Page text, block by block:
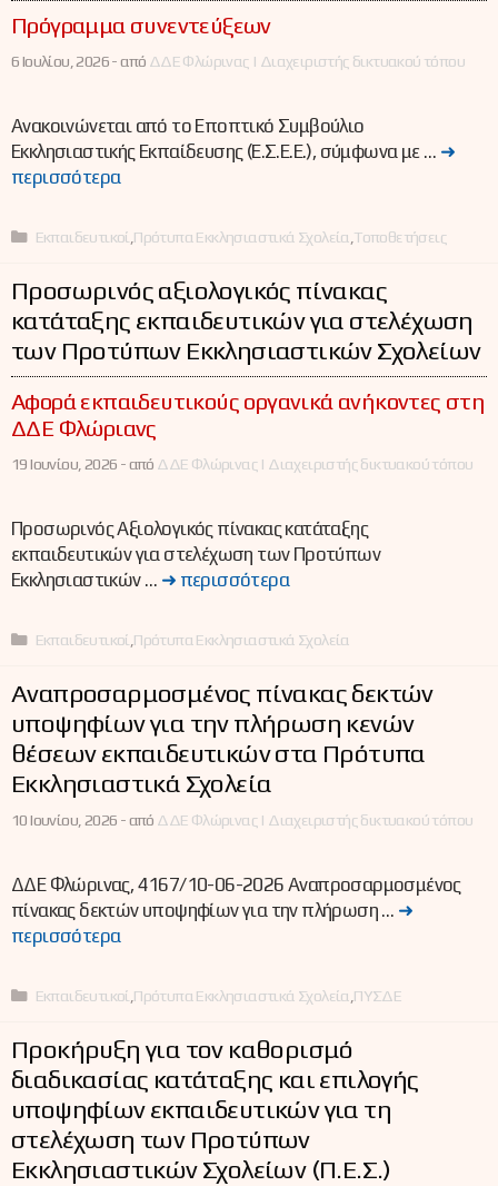
Πρόγραμμα συνεντεύξεων
6 Ιουλίου, 2026 -από ΔΔΕ Φλώρινας | Διαχειριστής δικτυακού τόπου
Ανακοινώνεται από το Εποπτικό Συμβούλιο
Εκκλησιαστικής Εκπαίδευσης (Ε.Σ.Ε.Ε.), σύμφωνα με … ➜
περισσότερα
Κατηγορίες
Εκπαιδευτικοί Πρότυπα Εκκλησιαστικά Σχολεία Τοποθετήσεις
Προσωρινός αξιολογικός πίνακας
κατάταξης εκπαιδευτικών για στελέχωση
των Προτύπων Εκκλησιαστικών Σχολείων
Αφορά εκπαιδευτικούς οργανικά ανήκοντες στη
ΔΔΕ Φλώριανς
19 Ιουνίου, 2026 -από ΔΔΕ Φλώρινας | Διαχειριστής δικτυακού τόπου
Προσωρινός Αξιολογικός πίνακας κατάταξης
εκπαιδευτικών για στελέχωση των Προτύπων
Εκκλησιαστικών … ➜ περισσότερα
Κατηγορίες
Εκπαιδευτικοί Πρότυπα Εκκλησιαστικά Σχολεία
Αναπροσαρμοσμένος πίνακας δεκτών
υποψηφίων για την πλήρωση κενών
θέσεων εκπαιδευτικών στα Πρότυπα
Εκκλησιαστικά Σχολεία
10 Ιουνίου, 2026 -από ΔΔΕ Φλώρινας | Διαχειριστής δικτυακού τόπου
ΔΔΕ Φλώρινας, 4167/10-06-2026 Αναπροσαρμοσμένος
πίνακας δεκτών υποψηφίων για την πλήρωση … ➜
περισσότερα
Κατηγορίες
Εκπαιδευτικοί Πρότυπα Εκκλησιαστικά Σχολεία ΠΥΣΔΕ
Προκήρυξη για τον καθορισμό
διαδικασίας κατάταξης και επιλογής
υποψηφίων εκπαιδευτικών για τη
στελέχωση των Προτύπων
Εκκλησιαστικών Σχολείων (Π.Ε.Σ.)